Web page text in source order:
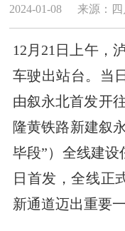
2024-01-08 来源：四
12月21日上午，
车驶出站台。当
由叙永北首发开
隆黄铁路新建叙
毕段”）全线建设
日首发，全线正
新通道迈出重要一